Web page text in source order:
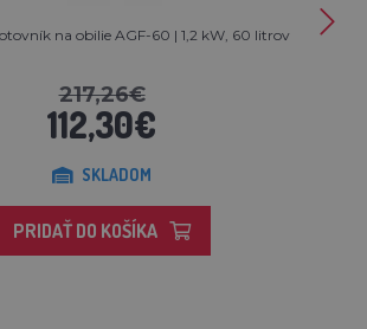
na obilie AGF-60 | 1,2 kW, 60 litrov
217,26€
112,30€
SKLADOM
PRIDAŤ DO KOŠÍKA